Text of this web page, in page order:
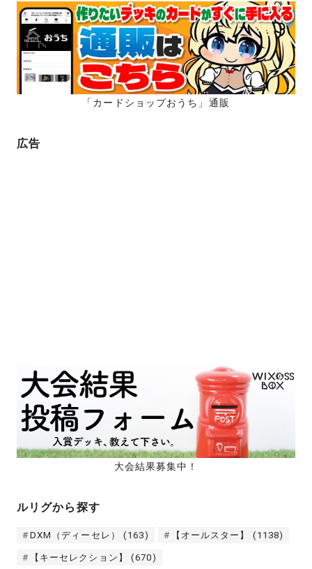
「カードショップおうち」通販
広告
大会結果募集中！
ルリグから探す
DXM（ディーセレ） (163) 【オールスター】 (1138)
【キーセレクション】 (670)